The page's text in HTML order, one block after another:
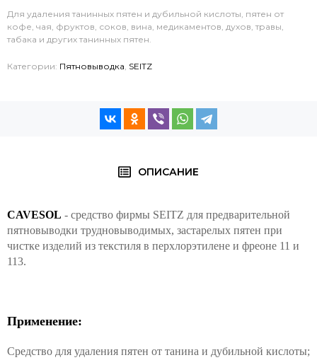
Для удаления танинных пятен и дубильной кислоты, пятен от
кофе, чая, фруктов, соков, вина, медикаментов, духов, травы,
табака и других танинных пятен.
Категории: Пятновыводка, SEITZ
ОПИСАНИЕ
CAVESOL - средство фирмы SEITZ для предварительной
пятновыводки трудновыводимых, застарелых пятен при
чистке изделий из текстиля в перхлорэтилене и фреоне 11 и
113.
Применение:
Средство для удаления пятен от танина и дубильной кислоты;